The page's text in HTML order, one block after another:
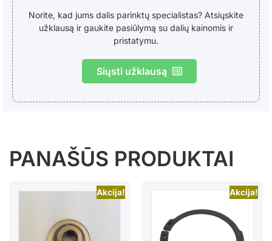
Norite, kad jums dalis parinktų specialistas? Atsiųskite
užklausą ir gaukite pasiūlymą su dalių kainomis ir
pristatymu.
Siųsti užklausą
PANAŠŪS PRODUKTAI
Akcija! Akcija!